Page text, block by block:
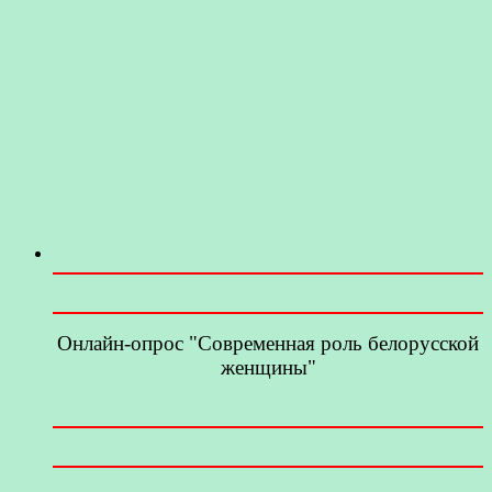
Онлайн-опрос "Современная роль белорусской
женщины"